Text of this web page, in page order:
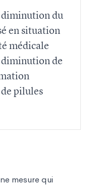
du
en situation
médicale
de
pilules
mesure qui